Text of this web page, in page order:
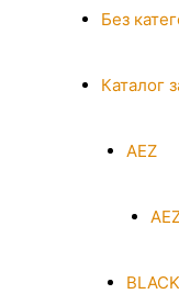
Без
Каталог
AEZ